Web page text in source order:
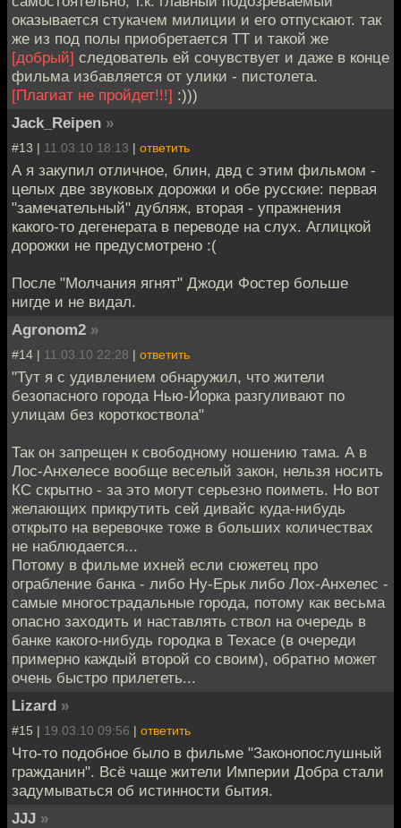
оказывается стукачем милиции и его отпускают. так
же из под полы приобретается ТТ и такой же
[добрый] следователь ей сочувствует и даже в конце
фильма избавляется от улики - пистолета.
[Плагиат не пройдет!!!] :)))
Jack_Reipen »
#13 | 11.03.10 18:13 | ответить
А я закупил отличное, блин, двд с этим фильмом -
целых две звуковых дорожки и обе русские: первая
"замечательный" дубляж, вторая - упражнения
какого-то дегенерата в переводе на слух. Аглицкой
дорожки не предусмотрено :(
После "Молчания ягнят" Джоди Фостер больше
нигде и не видал.
Agronom2 »
#14 | 11.03.10 22:28 | ответить
"Тут я с удивлением обнаружил, что жители
безопасного города Нью-Йорка разгуливают по
улицам без короткоствола"
Так он запрещен к свободному ношению тама. А в
Лос-Анхелесе вообще веселый закон, нельзя носить
КС скрытно - за это могут серьезно поиметь. Но вот
желающих прикрутить сей дивайс куда-нибудь
открыто на веревочке тоже в больших количествах
не наблюдается...
Потому в фильме ихней если сюжетец про
ограбление банка - либо Ну-Ерьк либо Лох-Анхелес -
самые многострадальные города, потому как весьма
опасно заходить и наставлять ствол на очередь в
банке какого-нибудь городка в Техасе (в очереди
примерно каждый второй со своим), обратно может
очень быстро прилететь...
Lizard »
#15 | 19.03.10 09:56 | ответить
Что-то подобное было в фильме "Законопослушный
гражданин". Всё чаще жители Империи Добра стали
задумываться об истинности бытия.
JJJ »